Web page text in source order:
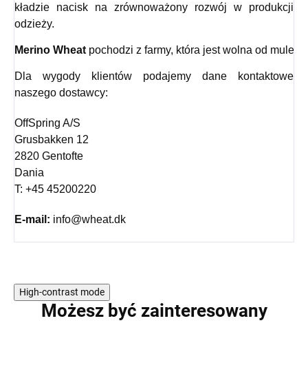
kładzie nacisk na zrównoważony rozwój w produkcji
odzieży.
Merino Wheat pochodzi z farmy, która jest wolna od
Dla wygody klientów podajemy dane kontaktowe
naszego dostawcy:
OffSpring A/S
Grusbakken 12
2820 Gentofte
Dania
T: +45 45200220
E-mail: info@wheat.dk
High-contrast mode
Możesz być zainteresowany